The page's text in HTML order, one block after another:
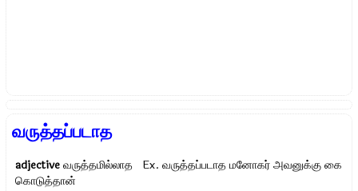
வருத்தப்படாத
adjective வருத்தமில்லாத Ex.வருத்தப்படாத மனோகர் அவனுக்கு கை
கொடுத்தான்